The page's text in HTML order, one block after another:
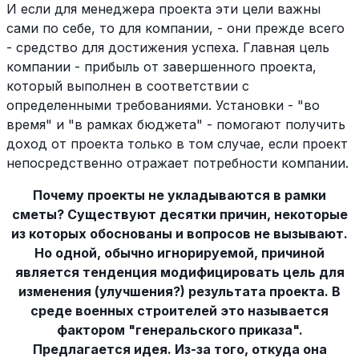
И если для менеджера проекта эти цели важны
сами по себе, то для компании, - они прежде всего
- средство для достижения успеха. Главная цель
компании - прибыль от завершенного проекта,
который выполнен в соответствии с
определенными требованиями. Установки - "во
время" и "в рамках бюджета" - помогают получить
доход от проекта только в том случае, если проект
непосредственно отражает потребности компании.
Почему проекты не укладываются в рамки
сметы? Существуют десятки причин, некоторые
из которых обоснованы и вопросов не вызывают.
Но одной, обычно игнорируемой, причиной
является тенденция модифицировать цель для
изменения (улучшения?) результата проекта. В
среде военных строителей это называется
фактором "генеральского приказа".
Предлагается идея. Из-за того, откуда она